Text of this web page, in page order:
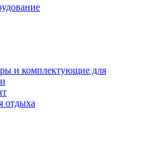
и комплектующие для
отдыха